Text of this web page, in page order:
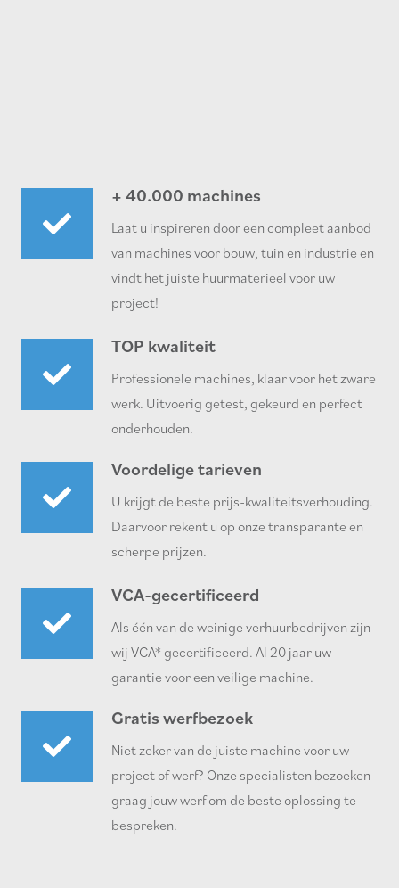
+ 40.000 machines
Laat u inspireren door een compleet aanbod
van machines voor bouw, tuin en industrie en
vindt het juiste huurmaterieel voor uw
project!
TOP kwaliteit
Professionele machines, klaar voor het zware
werk. Uitvoerig getest, gekeurd en perfect
onderhouden.
Voordelige tarieven
U krijgt de beste prijs-kwaliteitsverhouding.
Daarvoor rekent u op onze transparante en
scherpe prijzen.
VCA-gecertificeerd
Als één van de weinige verhuurbedrijven zijn
wij VCA* gecertificeerd. Al 20 jaar uw
garantie voor een veilige machine.
Gratis werfbezoek
Niet zeker van de juiste machine voor uw
project of werf? Onze specialisten bezoeken
graag jouw werf om de beste oplossing te
bespreken.